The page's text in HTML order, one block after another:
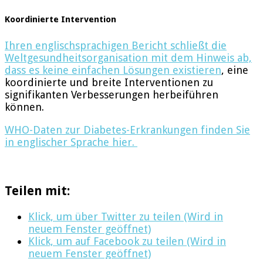
Koordinierte Intervention
Ihren englischsprachigen Bericht schließt die
Weltgesundheitsorganisation mit dem Hinweis ab,
dass es keine einfachen Lösungen existieren, eine
koordinierte und breite Interventionen zu
signifikanten Verbesserungen herbeiführen
können.
WHO-Daten zur Diabetes-Erkrankungen finden Sie
in englischer Sprache hier.
Teilen mit:
Klick, um über Twitter zu teilen (Wird in
neuem Fenster geöffnet)
Klick, um auf Facebook zu teilen (Wird in
neuem Fenster geöffnet)